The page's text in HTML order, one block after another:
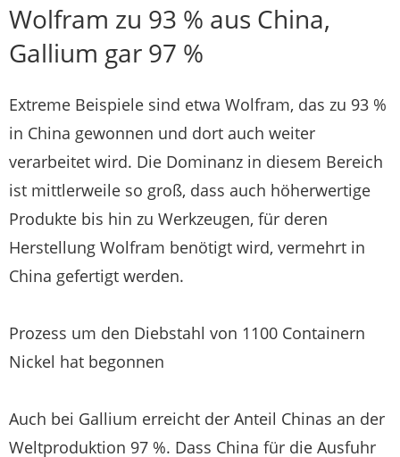
Wolfram zu 93 % aus China,
Gallium gar 97 %
Extreme Beispiele sind etwa Wolfram, das zu 93 %
in China gewonnen und dort auch weiter
verarbeitet wird. Die Dominanz in diesem Bereich
ist mittlerweile so groß, dass auch höherwertige
Produkte bis hin zu Werkzeugen, für deren
Herstellung Wolfram benötigt wird, vermehrt in
China gefertigt werden.
Prozess um den Diebstahl von 1100 Containern
Nickel hat begonnen
Auch bei Gallium erreicht der Anteil Chinas an der
Weltproduktion 97 %. Dass China für die Ausfuhr